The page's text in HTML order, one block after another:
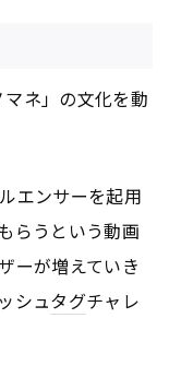
ネ」の文化を動
エンサーを起用
らうという動画
ーが増えていき
シュタグチャレ